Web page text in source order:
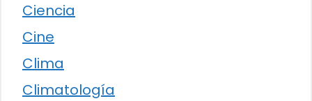
Ciencia
Cine
Clima
Climatología